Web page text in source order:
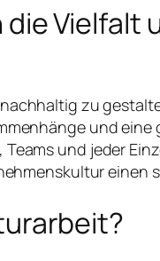
Vielfalt
zu
und
und jeder
einen